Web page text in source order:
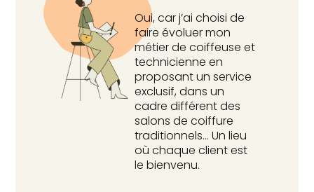
Oui, car j’ai choisi de
faire évoluer mon
métier de coiffeuse et
technicienne en
proposant un service
exclusif, dans un
cadre différent des
salons de coiffure
traditionnels… Un lieu
où chaque client est
le bienvenu.